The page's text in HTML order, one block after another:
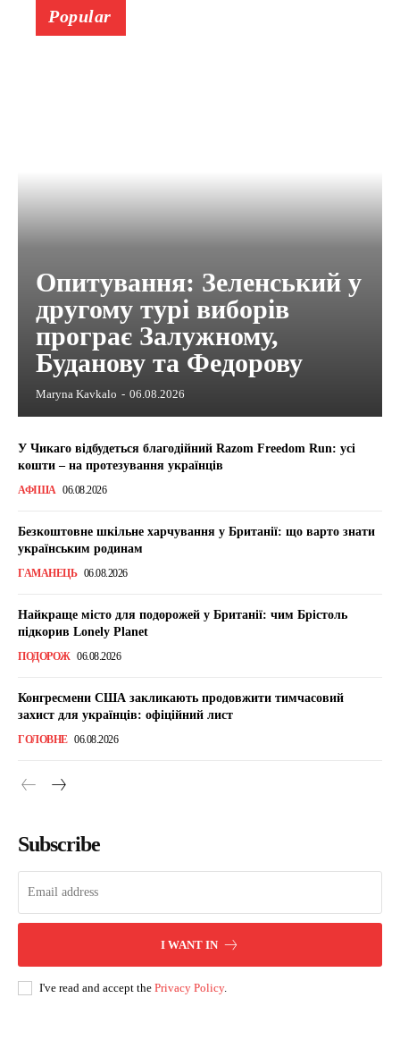
Popular
Опитування: Зеленський у
другому турі виборів
програє Залужному,
Буданову та Федорову
Maryna Kavkalo - 06.08.2026
У Чикаго відбудеться благодійний Razom Freedom Run: усі
кошти – на протезування українців
АФІША 06.08.2026
Безкоштовне шкільне харчування у Британії: що варто знати
українським родинам
ГАМАНЕЦЬ 06.08.2026
Найкраще місто для подорожей у Британії: чим Брістоль
підкорив Lonely Planet
ПОДОРОЖ 06.08.2026
Конгресмени США закликають продовжити тимчасовий
захист для українців: офіційний лист
ГОЛОВНЕ 06.08.2026
Subscribe
I WANT IN
I've read and accept the Privacy Policy.